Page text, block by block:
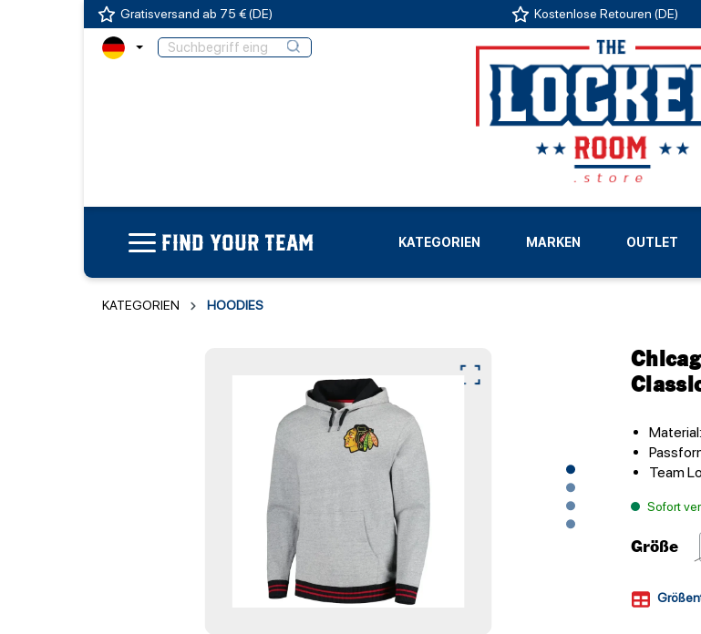
Gratisversand ab 75 € (DE) Kostenlose Retouren (DE)
FIND YOUR TEAM KATEGORIEN MARKEN
LIGEN
OUTLET
KATEGORIEN HOODIES
Team
Sofort
Größe